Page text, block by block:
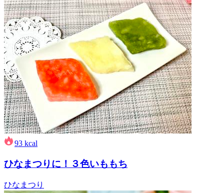
93 kcal
ひなまつりに！３色いももち
ひなまつり